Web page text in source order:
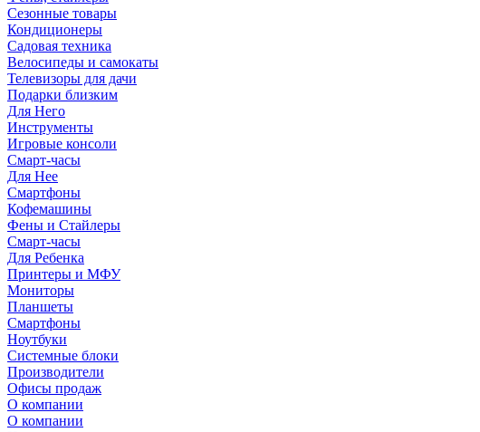
Сезонные товары
Кондиционеры
Садовая техника
Велосипеды и самокаты
Телевизоры для дачи
Подарки близким
Для Него
Инструменты
Игровые консоли
Смарт-часы
Для Нее
Смартфоны
Кофемашины
Фены и Стайлеры
Смарт-часы
Для Ребенка
Принтеры и МФУ
Мониторы
Планшеты
Смартфоны
Ноутбуки
Системные блоки
Производители
Офисы продаж
О компании
О компании